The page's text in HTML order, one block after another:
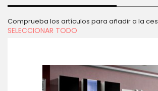
Comprueba los artículos para añadir a la
SELECCIONAR TODO